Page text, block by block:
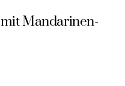
Mandarinen-